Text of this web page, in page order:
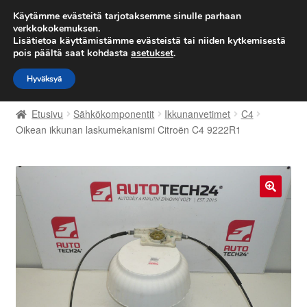
TOIMITUS alkaen 7 EUR
Siirry
navigointiin
Siirry
sisältöön
Etusivu
Kärry
Kuljetus
Maailmanlaajuinen toimitus
Maksut
Etusivu Sähkökomponentit Ikkunanvetimet
C4
Oikean ikkunan laskumekanismi Citroën C4 9222R1
Käytämme evästeitä tarjotaksemme sinulle parhaan
verkkokokemuksen.
Lisätietoa käyttämistämme evästeistä tai niiden kytkemisestä
pois päältä saat kohdasta asetukset.
Hyväksyä